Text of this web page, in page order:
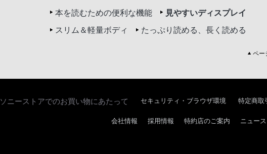
本を読むための便利な機能 見やすいディスプレイ
スリム＆軽量ボディ たっぷり読める、長く読める
ペー
ソニーストアでのお買い物にあたって セキュリティ・ブラウザ環境 特定商取
会社情報 採用情報 特約店のご案内 ニュー